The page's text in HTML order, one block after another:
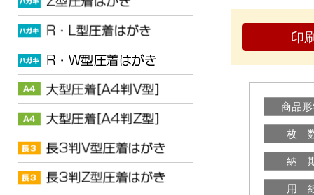
印
商品
枚
納
用